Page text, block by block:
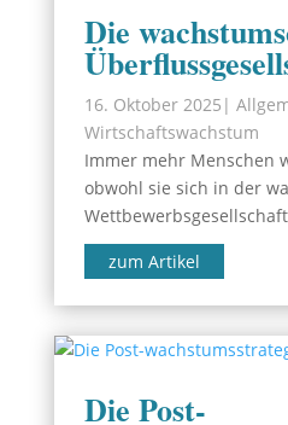
Die
16. Oktober 2025 |
Wirtschaftswachstum
Immer mehr Menschen
obwohl sie sich in der
zum Artikel
Die Post-